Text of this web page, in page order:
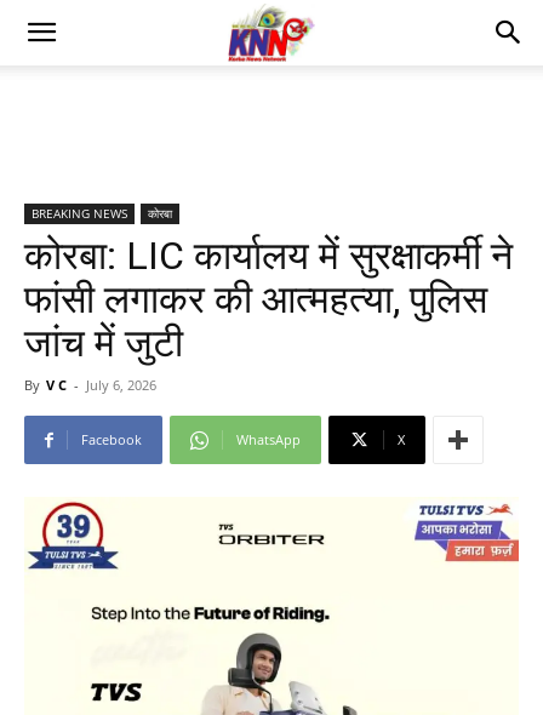
BREAKING NEWS कोरबा
कोरबा: LIC कार्यालय में सुरक्षाकर्मी ने
फांसी लगाकर की आत्महत्या, पुलिस
जांच में जुटी
By V C - July 6, 2026
Facebook WhatsApp X